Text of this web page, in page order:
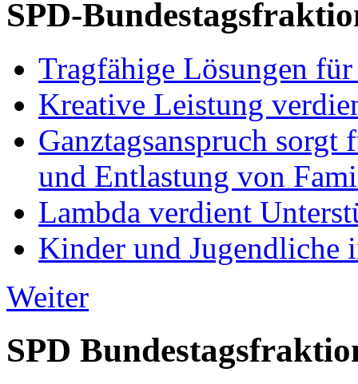
SPD-
Tragfähige Lösungen
Kreative Leistung
Ganztagsanspruch
und Entlastung von
Lambda verdient
Kinder und Jugendliche
Weiter
SPD